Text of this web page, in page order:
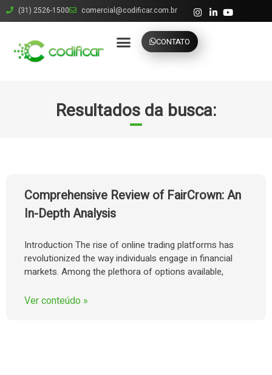
(31) 2526-1500 comercial@codificar.com.br
CONTATO
Resultados da busca:
Comprehensive Review of FairCrown: An
In-Depth Analysis
Introduction The rise of online trading platforms has
revolutionized the way individuals engage in financial
markets. Among the plethora of options available,
Ver conteúdo »